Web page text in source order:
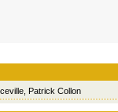
Patrick Collon